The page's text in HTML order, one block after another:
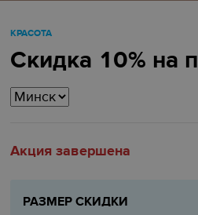
КРАСОТА
Скидка 10% на
Акция завершена
РАЗМЕР СКИДКИ